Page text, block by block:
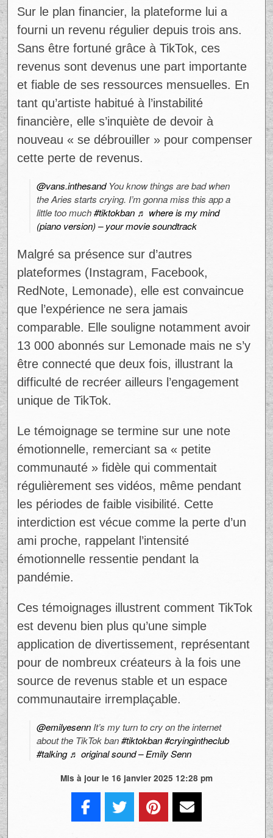
Sur le plan financier, la plateforme lui a
fourni un revenu régulier depuis trois ans.
Sans être fortuné grâce à TikTok, ces
revenus sont devenus une part importante
et fiable de ses ressources mensuelles. En
tant qu’artiste habitué à l’instabilité
financière, elle s’inquiète de devoir à
nouveau « se débrouiller » pour compenser
cette perte de revenus.
@vans.inthesandYou know things are bad when
the Aries starts crying. I’m gonna miss this app a
little too much#tiktokban ♬ where is my mind
(piano version) – your movie soundtrack
Malgré sa présence sur d’autres
plateformes (Instagram, Facebook,
RedNote, Lemonade), elle est convaincue
que l’expérience ne sera jamais
comparable. Elle souligne notamment avoir
13 000 abonnés sur Lemonade mais ne s’y
être connecté que deux fois, illustrant la
difficulté de recréer ailleurs l’engagement
unique de TikTok.
Le témoignage se termine sur une note
émotionnelle, remerciant sa « petite
communauté » fidèle qui commentait
régulièrement ses vidéos, même pendant
les périodes de faible visibilité. Cette
interdiction est vécue comme la perte d’un
ami proche, rappelant l’intensité
émotionnelle ressentie pendant la
pandémie.
Ces témoignages illustrent comment TikTok
est devenu bien plus qu’une simple
application de divertissement, représentant
pour de nombreux créateurs à la fois une
source de revenus stable et un espace
communautaire irremplaçable.
@emilyesennIt’s my turn to cry on the internet
about the TikTok ban#tiktokban #cryingintheclub
#talking ♬ original sound – Emily Senn
Mis à jour le 16 janvier 2025 12:28 pm